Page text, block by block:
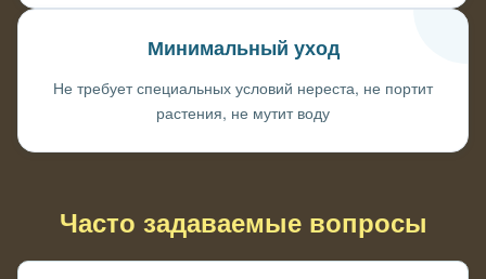
Минимальный уход
Не требует специальных условий нереста, не портит
растения, не мутит воду
Часто задаваемые вопросы